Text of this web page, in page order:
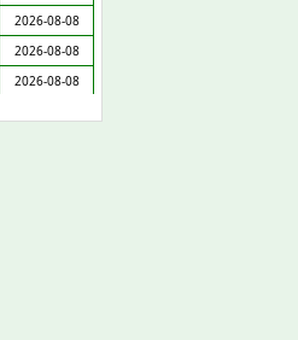
2026-08-08
2026-08-08
2026-08-08